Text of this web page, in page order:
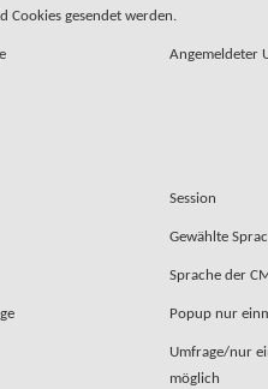
Cookies gesendet werden.
Angemeldeter
Session
Gewählte
Sprache der
Popup nur
Umfrage/nur
möglich